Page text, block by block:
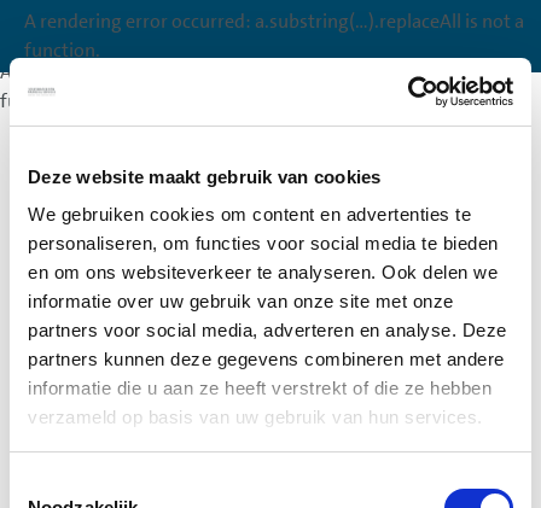
Deze website maakt gebruik van cookies
We gebruiken cookies om content en advertenties te
personaliseren, om functies voor social media te bieden
en om ons websiteverkeer te analyseren. Ook delen we
informatie over uw gebruik van onze site met onze
partners voor social media, adverteren en analyse. Deze
partners kunnen deze gegevens combineren met andere
informatie die u aan ze heeft verstrekt of die ze hebben
verzameld op basis van uw gebruik van hun services.
A rendering error occurred: a.substring(...).replaceAll is not a
function.
A rendering error occurred:a.substring(...).replaceAll is not a
function.
A rendering error occurred:
a.substring(...).replaceAll is not a
function